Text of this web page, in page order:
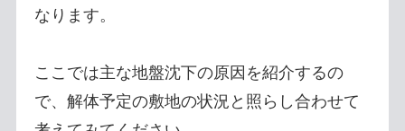
なります。
ここでは主な地盤沈下の原因を紹介するの
で、解体予定の敷地の状況と照らし合わせて